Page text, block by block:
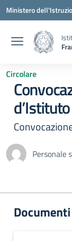
Vai ai contenuti
Vai al menu di
Vai al footer
Ministero
Circolare
d’Istituto
Personale
Documenti